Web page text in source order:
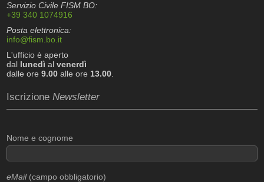
Servizio Civile FISM BO:
+39 340 1074916
Posta elettronica:
info@fism.bo.it
L'ufficio è aperto
dal lunedì alvenerdì
dalle ore9.00 alle ore 13.00.
IscrizioneNewsletter
Nome e cognome
eMail(campo obbligatorio)